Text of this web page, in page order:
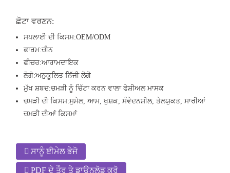
ਛੋਟਾ ਵਰਣਨ:
ਸਪਲਾਈ ਦੀ ਕਿਸਮ:OEM/ODM
ਫਾਰਮ:ਚੀਨ
ਫੀਚਰ:ਆਰਾਮਦਾਇਕ
ਲੋਗੋ:ਅਨੁਕੂਲਿਤ ਨਿੱਜੀ ਲੋਗੋ
ਮੁੱਖ ਸ਼ਬਦ:ਚਮੜੀ ਨੂੰ ਚਿੱਟਾ ਕਰਨ ਵਾਲਾ ਫੇਸ਼ੀਅਲ ਮਾਸਕ
ਚਮੜੀ ਦੀ ਕਿਸਮ:ਸੁਮੇਲ, ਆਮ, ਖੁਸ਼ਕ, ਸੰਵੇਦਨਸ਼ੀਲ, ਤੇਲਯੁਕਤ, ਸਾਰੀਆਂ
ਚਮੜੀ ਦੀਆਂ ਕਿਸਮਾਂ
ਸਾਨੂੰ ਈਮੇਲ ਭੇਜੋ
PDF ਦੇ ਤੌਰ ਤੇ ਡਾਊਨਲੋਡ ਕਰੋ